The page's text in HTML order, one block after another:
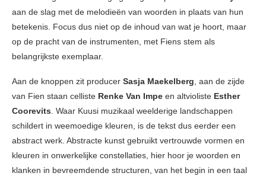
aan de slag met de melodieën van woorden in plaats van hun
betekenis. Focus dus niet op de inhoud van wat je hoort, maar
op de pracht van de instrumenten, met Fiens stem als
belangrijkste exemplaar.
Aan de knoppen zit producer Sasja Maekelberg, aan de zijde
van Fien staan celliste Renke Van Impe en altvioliste Esther
Coorevits. Waar Kuusi muzikaal weelderige landschappen
schildert in weemoedige kleuren, is de tekst dus eerder een
abstract werk. Abstracte kunst gebruikt vertrouwde vormen en
kleuren in onwerkelijke constellaties, hier hoor je woorden en
klanken in bevreemdende structuren, van het begin in een taal